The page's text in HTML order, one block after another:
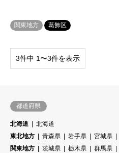
関東地方 葛飾区
3件中 1〜3件を表示
都道府県
北海道
北海道
東北地方
青森県 岩手県 宮城県
関東地方
茨城県 栃木県 群馬県